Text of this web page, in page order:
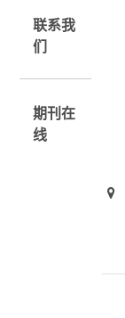
联系我
们
期刊在
线